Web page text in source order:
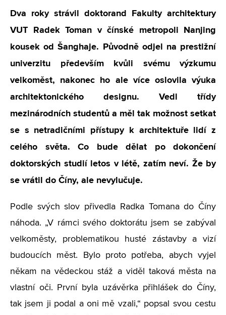
Dva roky strávil doktorand Fakulty architektury
VUT Radek Toman v čínské metropoli Nanjing
kousek od Šanghaje. Původně odjel na prestižní
univerzitu především kvůli svému výzkumu
velkoměst, nakonec ho ale více oslovila výuka
architektonického designu. Vedl třídy
mezinárodních studentů a měl tak možnost setkat
se s netradičními přístupy k architektuře lidí z
celého světa. Co bude dělat po dokončení
doktorských studií letos v létě, zatím neví. Že by
se vrátil do Číny, ale nevylučuje.
Podle svých slov přivedla Radka Tomana do Číny
náhoda. „V rámci svého doktorátu jsem se zabýval
velkoměsty, problematikou husté zástavby a vizí
budoucích měst. Bylo proto potřeba, abych vyjel
někam na vědeckou stáž a viděl taková města na
vlastní oči. První byla uzávěrka přihlášek do Číny,
tak jsem ji podal a oni mě vzali,“ popsal svou cestu